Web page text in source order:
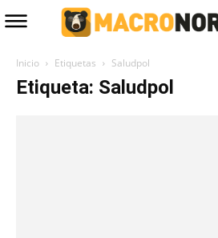
Inicio Etiquetas Saludpol
Etiqueta: Saludpol